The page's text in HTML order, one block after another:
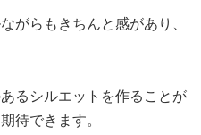
がらもきちんと感があり、
るシルエットを作ることが
待できます。